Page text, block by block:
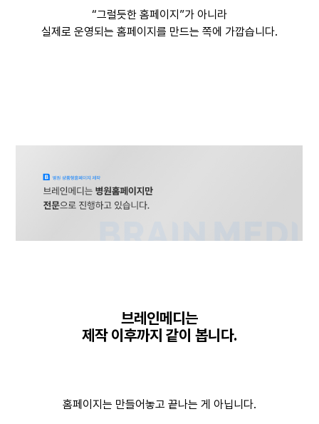
“그럴듯한 홈페이지”가 아니라
실제로 운영되는 홈페이지를 만드는 쪽에 가깝습니다.
브레인메디는
제작 이후까지 같이 봅니다.
홈페이지는 만들어놓고 끝나는 게 아닙니다.